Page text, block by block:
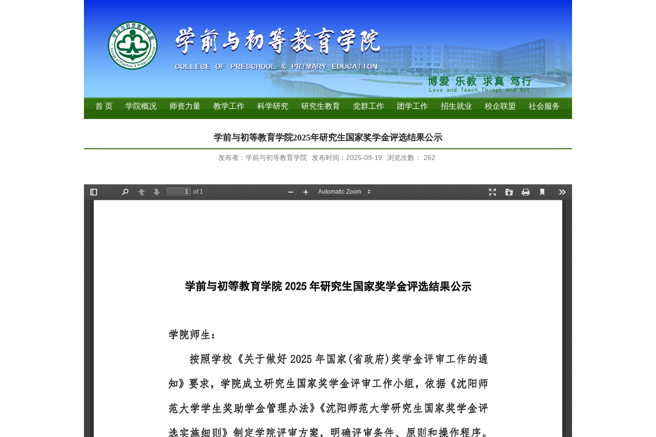
首 页 学院概况 师资力量 教学工作 科学研究 研究生教育 党群工作 团学工作 招生就业 校企联盟 社会服务
学前与初等教育学院2025年研究生国家奖学金评选结果公示
发布者：学前与初等教育学院 发布时间：2025-09-19 浏览次数： 262